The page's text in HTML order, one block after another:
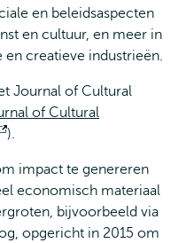
en beleidsaspecten
en cultuur, en meer in
creatieve industrieën.
Journal of Cultural
of Cultural
Opent
).
impact te genereren
economisch materiaal
bijvoorbeeld via
opgericht in 2015 om